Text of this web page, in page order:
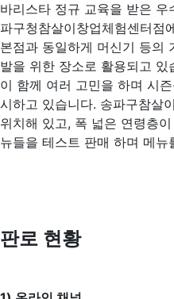
바리스타 정규 교육을 받은
파구청참살이창업체험센터점
본점과 동일하게 머신기 등의
발을 위한 장소로 활용되고
이 함께 여러 고민을 하며 시
시하고 있습니다. 송파구참살
위치해 있고, 폭 넓은 연령층
뉴들을 테스트 판매 하며 메뉴
판로 현황